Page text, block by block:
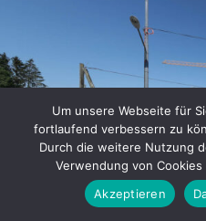
Um unsere Webseite für
fortlaufend verbessern zu
Durch die weitere Nutzung
Verwendung von Cookies
Akzeptieren